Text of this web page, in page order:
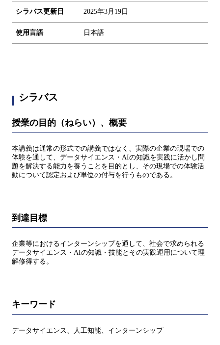
シラバス更新日 2025年3月19日
使用言語 日本語
シラバス
授業の目的（ねらい）、概要
本講義は通常の形式での講義ではなく、実際の企業の現場での
体験を通して、データサイエンス・AIの知識を実践に活かし問
題を解決する能力を養うことを目的とし、その現場での体験活
動について認定および単位の付与を行うものである。
到達目標
企業等におけるインターンシップを通して、社会で求められる
データサイエンス・AIの知識・技能とその実践運用について理
解修得する。
キーワード
データサイエンス、人工知能、インターンシップ